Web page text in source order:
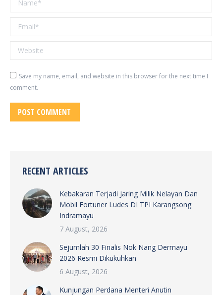
Email *
Website
Save my name, email, and website in this browser for the next time I
comment.
POST COMMENT
RECENT ARTICLES
Kebakaran Terjadi Jaring Milik Nelayan Dan
Mobil Fortuner Ludes DI TPI Karangsong
Indramayu
7 August, 2026
Sejumlah 30 Finalis Nok Nang Dermayu
2026 Resmi Dikukuhkan
6 August, 2026
Kunjungan Perdana Menteri Anutin